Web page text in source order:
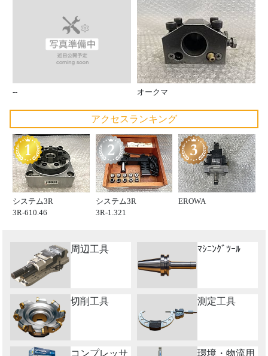
-- オークマ
アクセスランキング
システム3R
3R-610.46
システム3R
3R-1.321
EROWA
周辺工具 ﾏｼﾆﾝｸﾞﾂｰﾙ
切削工具 測定工具
コンプレッサ 環境・物流用